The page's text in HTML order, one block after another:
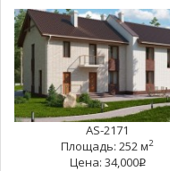
AS-2171
Площадь: 252 м2
Цена: 34,000q